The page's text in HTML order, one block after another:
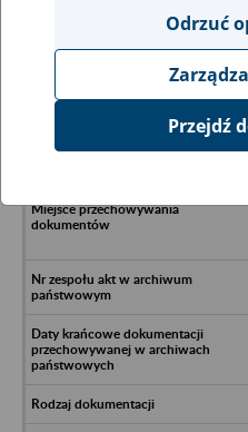
Ukryj wszystkie
Odrzuć
Przejdź